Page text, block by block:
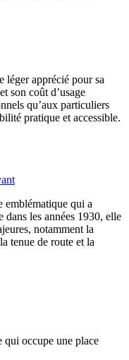
apprécié pour sa
son coût d’usage
qu’aux particuliers
pratique et accessible.
emblématique qui a
dans les années 1930, elle
notamment la
tenue de route et la
qui occupe une place